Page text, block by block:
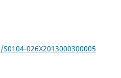
026X2013000300005